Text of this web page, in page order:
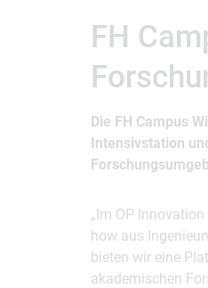
FH
Die FH Campus
Intensivstation
„Im OP
how aus
bieten wir eine
akademischen